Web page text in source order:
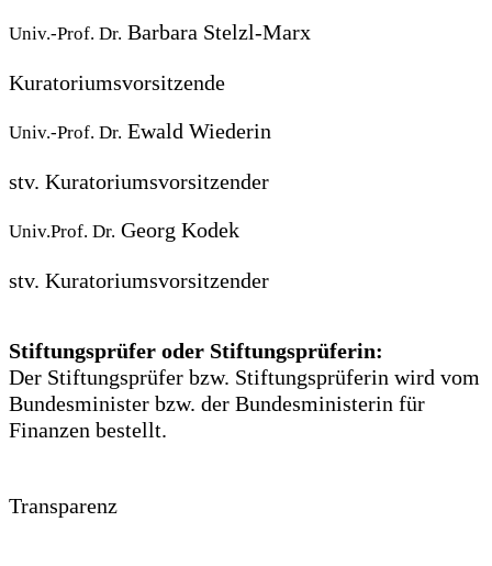
Univ.-Prof. Dr. Barbara Stelzl-Marx
Kuratoriumsvorsitzende
Univ.-Prof. Dr. Ewald Wiederin
stv. Kuratoriumsvorsitzender
Univ.Prof. Dr. Georg Kodek
stv. Kuratoriumsvorsitzender
Stiftungsprüfer oder Stiftungsprüferin:
Der Stiftungsprüfer bzw. Stiftungsprüferin wird vom
Bundesminister bzw. der Bundesministerin für
Finanzen bestellt.
Transparenz